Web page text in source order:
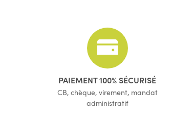
PAIEMENT 100% SÉCURISÉ
CB, chèque, virement, mandat
administratif